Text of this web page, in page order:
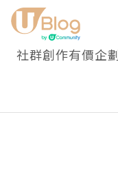
社群創作有價企